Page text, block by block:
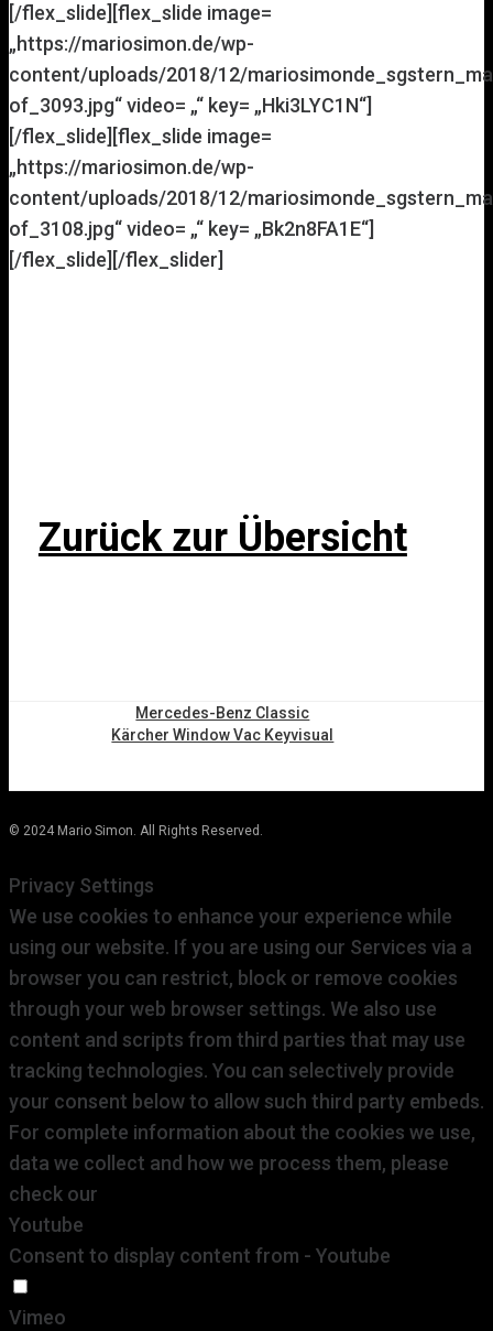
[/flex_slide][flex_slide image=
„https://mariosimon.de/wp-
content/uploads/2018/12/
of_3093.jpg“ video= „“ key= „Hki3LYC1N“]
[/flex_slide][flex_slide image=
„https://mariosimon.de/wp-
content/uploads/2018/12/
of_3108.jpg“ video= „“ key= „Bk2n8FA1E“]
[/flex_slide][/flex_slider]
Zurück zur Übersicht
Mercedes-Benz Classic
Kärcher Window Vac Keyvisual
© 2024 Mario Simon. All Rights Reserved.
Privacy Settings
We use cookies to enhance your experience while
using our website. If you are using our Services via a
browser you can restrict, block or remove cookies
through your web browser settings. We also use
content and scripts from third parties that may use
tracking technologies. You can selectively provide
your consent below to allow such third party embeds.
For complete information about the cookies we use,
data we collect and how we process them, please
check our
Youtube
Consent to display content from - Youtube
Vimeo